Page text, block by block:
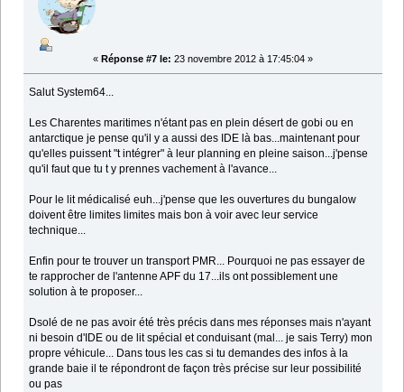
« Réponse #7 le: 23 novembre 2012 à 17:45:04 »
Salut System64...
Les Charentes maritimes n'étant pas en plein désert de gobi ou en
antarctique je pense qu'il y a aussi des IDE là bas...maintenant pour
qu'elles puissent "t intégrer" à leur planning en pleine saison...j'pense
qu'il faut que tu t y prennes vachement à l'avance...
Pour le lit médicalisé euh...j'pense que les ouvertures du bungalow
doivent être limites limites mais bon à voir avec leur service
technique...
Enfin pour te trouver un transport PMR... Pourquoi ne pas essayer de
te rapprocher de l'antenne APF du 17...ils ont possiblement une
solution à te proposer...
Dsolé de ne pas avoir été très précis dans mes réponses mais n'ayant
ni besoin d'IDE ou de lit spécial et conduisant (mal... je sais Terry) mon
propre véhicule... Dans tous les cas si tu demandes des infos à la
grande baie il te répondront de façon très précise sur leur possibilité
ou pas